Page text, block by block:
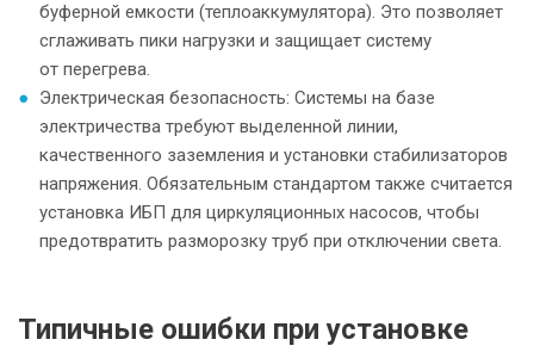
буферной емкости (теплоаккумулятора). Это позволяет
сглаживать пики нагрузки и защищает систему
от перегрева.
Электрическая безопасность: Системы на базе
электричества требуют выделенной линии,
качественного заземления и установки стабилизаторов
напряжения. Обязательным стандартом также считается
установка ИБП для циркуляционных насосов, чтобы
предотвратить разморозку труб при отключении света.
Типичные ошибки при установке